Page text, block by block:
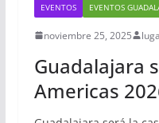
EVENTOS EVENTOS
noviembre 25, 2025
Guadalajara
Americas